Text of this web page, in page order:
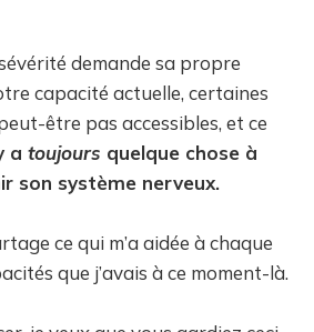
demande sa propre
capacité actuelle, certaines
être pas accessibles, et ce
a toujours quelque chose à
son système nerveux.
ce qui m’a aidée à chaque
que j’avais à ce moment-là.